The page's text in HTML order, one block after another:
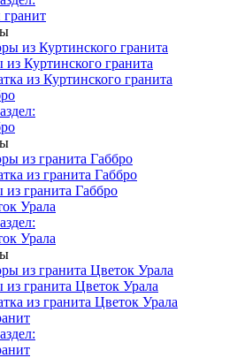
из Куртинского гранита
Куртинского гранита
из Куртинского гранита
из гранита Габбро
из гранита Габбро
гранита Габбро
Урала
Урала
из гранита Цветок Урала
гранита Цветок Урала
из гранита Цветок Урала